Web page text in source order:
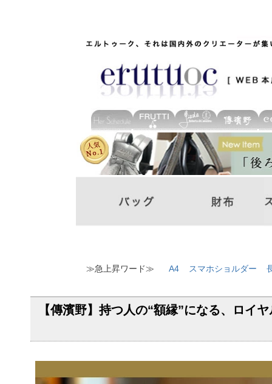
≫急上昇ワード≫ A4 スマホショルダー
【傳濱野】持つ人の“額縁”になる、ロ